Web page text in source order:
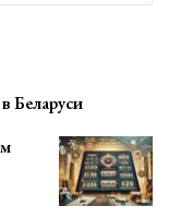
Беларуси